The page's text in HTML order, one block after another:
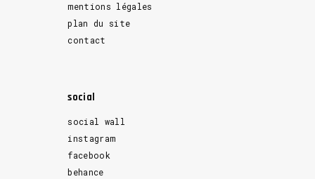
mentions légales
plan du site
contact
social
social wall
instagram
facebook
behance